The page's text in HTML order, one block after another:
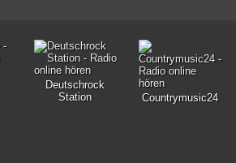
Deutschrock
Station
Countrymusic24